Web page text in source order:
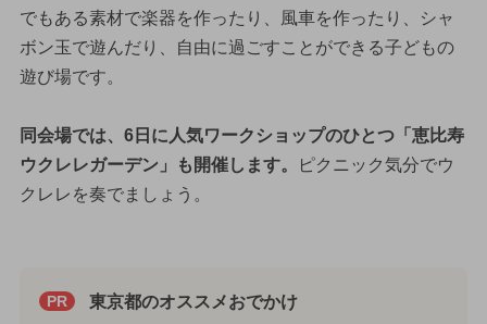
でもある素材で楽器を作ったり、風車を作ったり、シャ
ボン玉で遊んだり、自由に過ごすことができる子どもの
遊び場です。
同会場では、6日に人気ワークショップのひとつ「恵比寿
ウクレレガーデン」も開催します。
ピクニック気分でウ
クレレを奏でましょう。
PR 東京都のオススメおでかけ